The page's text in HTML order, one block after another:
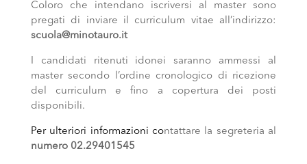
Coloro che intendano iscriversi al master sono
pregati di inviare il curriculum vitae all’indirizzo:
scuola@minotauro.it
I candidati ritenuti idonei saranno ammessi al
master secondo l’ordine cronologico di ricezione
del curriculum e fino a copertura dei posti
disponibili.
Per ulteriori informazioni contattare la segreteria al
numero 02.29401545